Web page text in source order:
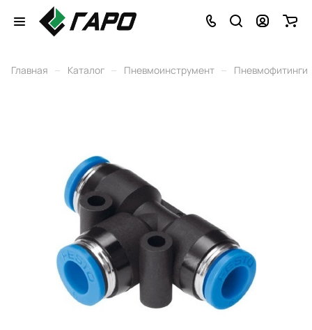
Главная – Каталог – Пневмоинструмент – Пневмофитинги